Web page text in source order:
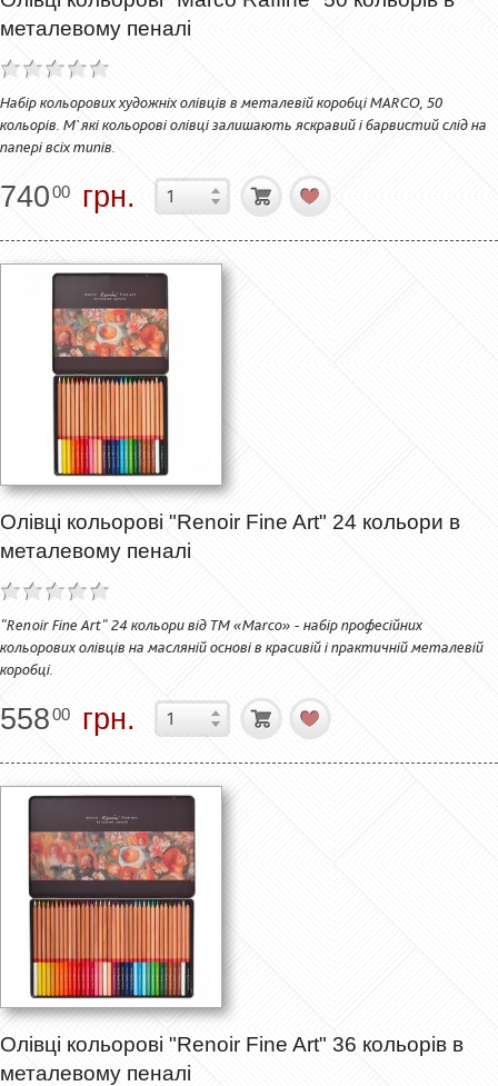
металевому пеналі
Набір кольорових художніх олівців в металевій коробці MARCO, 50
кольорів. М`які кольорові олівці залишають яскравий і барвистий слід на
папері всіх типів.
74000 грн.
Олівці кольорові "Renoir Fine Art" 24 кольори в
металевому пеналі
"Renoir Fine Art" 24 кольори від ТМ «Marco» - набір професійних
кольорових олівців на масляній основі в красивій і практичній металевій
коробці.
55800 грн.
Олівці кольорові "Renoir Fine Art" 36 кольорів в
металевому пеналі